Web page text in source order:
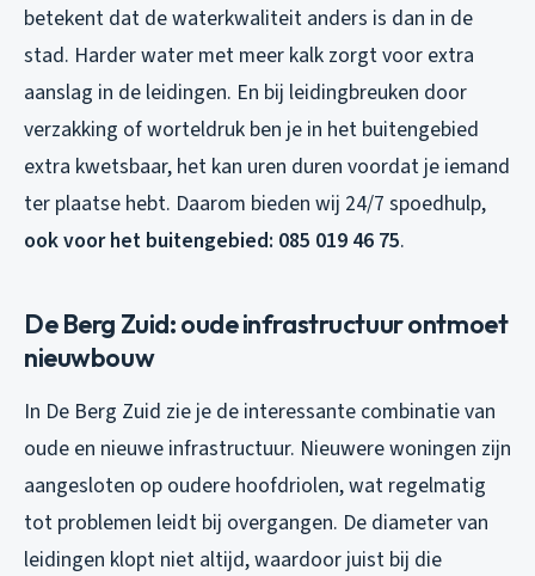
betekent dat de waterkwaliteit anders is dan in de
stad. Harder water met meer kalk zorgt voor extra
aanslag in de leidingen. En bij leidingbreuken door
verzakking of worteldruk ben je in het buitengebied
extra kwetsbaar, het kan uren duren voordat je iemand
ter plaatse hebt. Daarom bieden wij 24/7 spoedhulp,
ook voor het buitengebied: 085 019 46 75.
De Berg Zuid: oude infrastructuur ontmoet
nieuwbouw
In De Berg Zuid zie je de interessante combinatie van
oude en nieuwe infrastructuur. Nieuwere woningen zijn
aangesloten op oudere hoofdriolen, wat regelmatig
tot problemen leidt bij overgangen. De diameter van
leidingen klopt niet altijd, waardoor juist bij die